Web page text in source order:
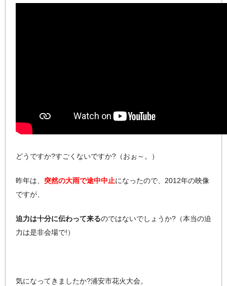
どうですか?すごくないですか?（おぉ～。）
昨年は、 突然の大雨で途中中止になったので、2012年の映像
ですが、
迫力は十分に伝わって来るのではないでしょうか?（本当の迫
力は是非会場で!）
気になってきましたか?浦安市花火大会。